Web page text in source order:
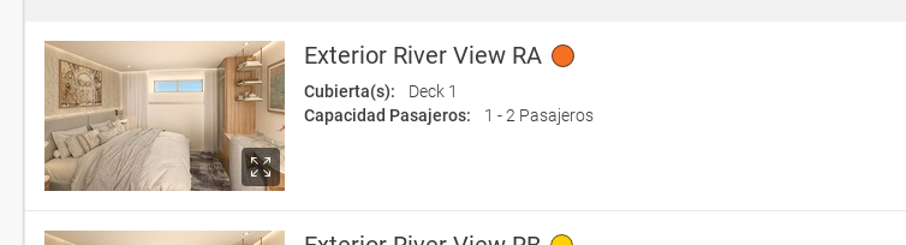
Exterior River View RA
Cubierta(s):
Deck 1
Capacidad Pasajeros:
1 - 2 Pasajeros